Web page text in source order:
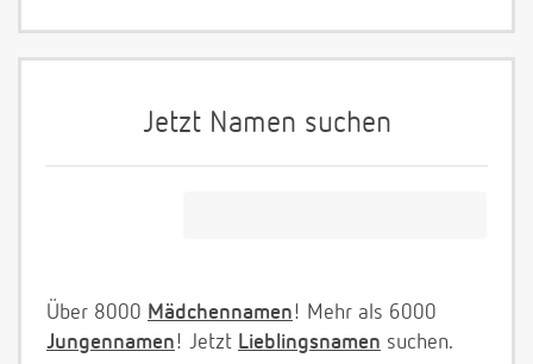
Jetzt Namen suchen
Über 8000 Mädchennamen! Mehr als 6000
Jungennamen! Jetzt Lieblingsnamen suchen.